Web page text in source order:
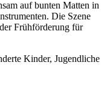
Kinder, Jugendliche